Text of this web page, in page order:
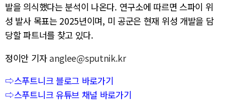
발을 의식했다는 분석이 나온다. 연구소에 따르면 스파이 위
성 발사 목표는 2025년이며, 미 공군은 현재 위성 개발을 담
당할 파트너를 찾고 있다.
정이안 기자 anglee@sputnik.kr
⇨스푸트니크 블로그 바로가기
⇨스푸트니크 유튜브 채널 바로가기